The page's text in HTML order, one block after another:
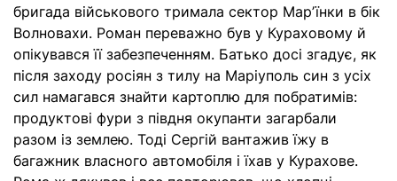
бригада військового тримала сектор Марʼїнки в бік
Волновахи. Роман переважно був у Кураховому й
опікувався її забезпеченням. Батько досі згадує, як
після заходу росіян з тилу на Маріуполь син з усіх
сил намагався знайти картоплю для побратимів:
продуктові фури з півдня окупанти загарбали
разом із землею. Тоді Сергій вантажив їжу в
багажник власного автомобіля і їхав у Курахове.